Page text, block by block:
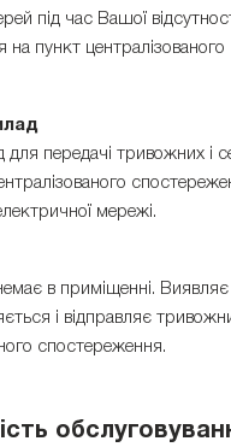
під час Вашої
на пункт централізованого
для передачі тривожних і
мережі.
в приміщенні. Виявляє
і відправляє
спостереження.